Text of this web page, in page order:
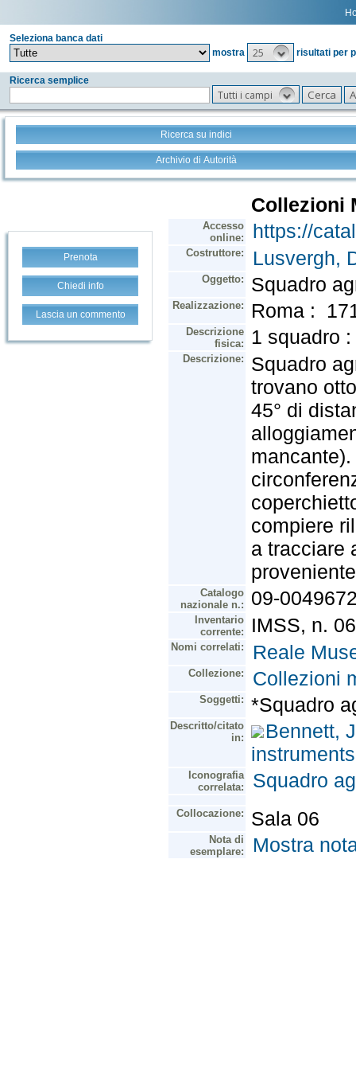
Seleziona banca dati
mostra
25 risultati per
Ricerca semplice
Tutti i campi
Ricerca su indici
Archivio di Autorità
Prenota
Chiedi info
Lascia un commento